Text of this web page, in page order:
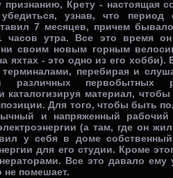
признанию, Крету - настоящая
узнав, что период
7 месяцев, причем
часов утра. Все это время
ни своим новым горным
яхтах - это одно из его хобби).
перебирая и
различных первобытных
каталогизируя материал,
Для того, чтобы быть
и напряженный рабочий
(а там, где он
у себя в доме
для его студии. Кроме
Все это давало ему
не помешает.